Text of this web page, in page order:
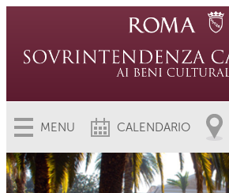
MENU CALENDARIO